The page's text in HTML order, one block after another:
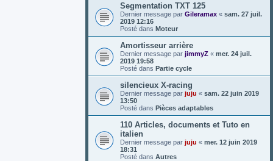
Segmentation TXT 125
Dernier message par Gileramax « sam. 27 juil.
2019 12:16
Posté dans Moteur
Amortisseur arrière
Dernier message par jimmyZ « mer. 24 juil.
2019 19:58
Posté dans Partie cycle
silencieux X-racing
Dernier message par juju « sam. 22 juin 2019
13:50
Posté dans Pièces adaptables
110 Articles, documents et Tuto en
italien
Dernier message par juju « mer. 12 juin 2019
18:31
Posté dans Autres